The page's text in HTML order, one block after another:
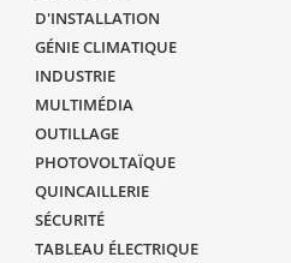
D'INSTALLATION
GÉNIE CLIMATIQUE
INDUSTRIE
MULTIMÉDIA
OUTILLAGE
PHOTOVOLTAÏQUE
QUINCAILLERIE
SÉCURITÉ
TABLEAU ÉLECTRIQUE